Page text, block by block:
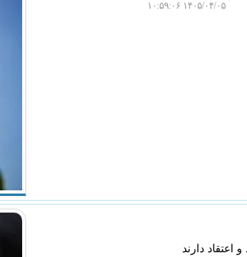
۱۴۰۵/۰۴/۰۵ ۱۰:۵۹:۰۶
دارند